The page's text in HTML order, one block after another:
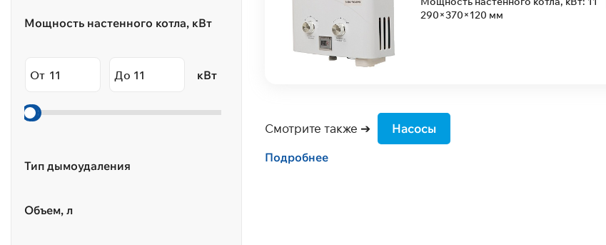
Мощность настенного котла, кВт
От До кВт
Тип дымоудаления
Объем, л
290×370×120 мм
Смотрите также ➔ Насосы
Подробнее